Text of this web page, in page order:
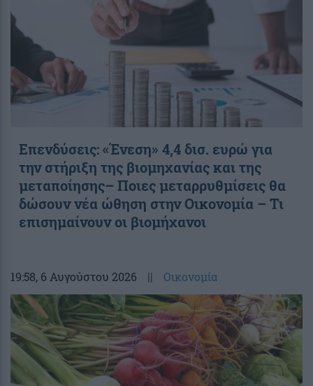
Επενδύσεις: «Ένεση» 4,4 δισ. ευρώ για
την στήριξη της βιομηχανίας και της
μεταποίησης– Ποιες μεταρρυθμίσεις θα
δώσουν νέα ώθηση στην Οικονομία – Τι
επισημαίνουν οι βιομήχανοι
19:58, 6 Αυγούστου 2026 || Οικονομία